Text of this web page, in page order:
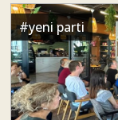
#yeni parti